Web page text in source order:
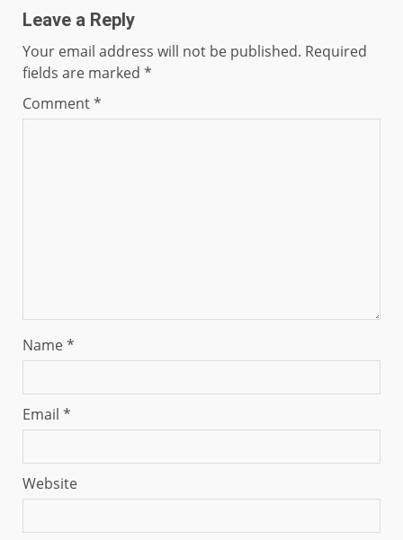
Leave a Reply
Your email address will not be published. Required
fields are marked *
Comment*
Name*
Email *
Website